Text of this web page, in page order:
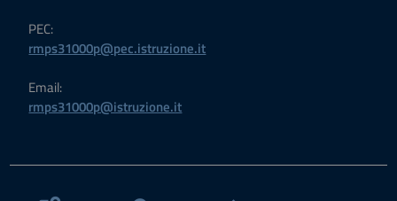
PEC:
rmps31000p@pec.istruzione.it
Email:
rmps31000p@istruzione.it